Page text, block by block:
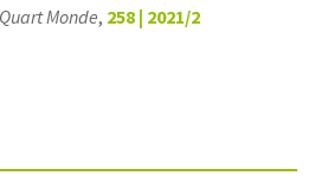
Monde, 258 | 2021/2